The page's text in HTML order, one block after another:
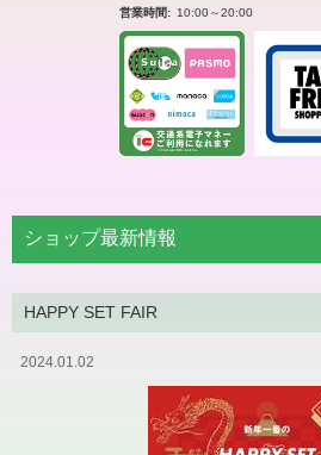
営業時間
10:00～20:00
ショップ最新情報
HAPPY SET FAIR
2024.01.02